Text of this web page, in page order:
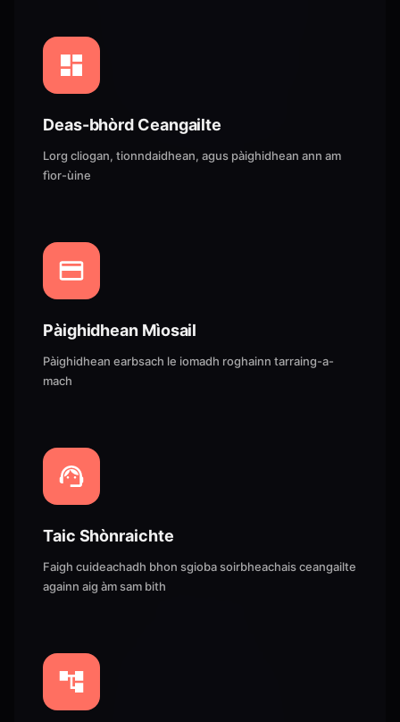
Deas-bhòrd Ceangailte
Lorg cliogan, tionndaidhean, agus pàighidhean ann am
fìor-ùine
Pàighidhean Mìosail
Pàighidhean earbsach le iomadh roghainn tarraing-a-
mach
Taic Shònraichte
Faigh cuideachadh bhon sgioba soirbheachais ceangailte
againn aig àm sam bith